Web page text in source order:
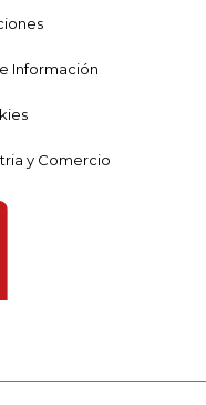
Información
y Comercio